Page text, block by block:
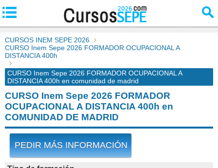
CURSOS INEM SEPE 2026
CURSO Inem Sepe 2026 FORMADOR OCUPACIONAL A
DISTANCIA 400h
CURSO Inem Sepe 2026 FORMADOR OCUPACIONAL A
DISTANCIA 400h en comunidad de madrid
CURSO Inem Sepe 2026 FORMADOR
OCUPACIONAL A DISTANCIA 400h en
COMUNIDAD DE MADRID
PEDIR MÁS INFORMACIÓN